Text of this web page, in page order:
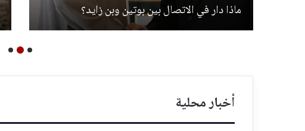
ماذا دار في الاتصال بين بوتين وبن زايد؟
أخبار محلية